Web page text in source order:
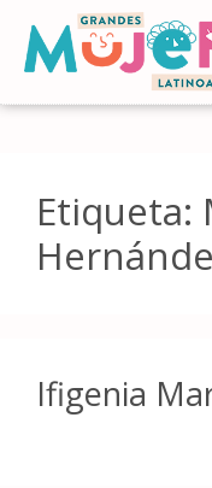
Etiqueta:
Ifigenia